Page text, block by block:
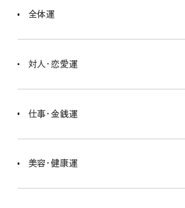
全体運
関係や、踏み込まずに保っていた距離感に変化
ままにしておくと、じわじわと違和感が広がっち
対人・恋愛運
音、どちらもちゃんと見えてくるよ。恋でも、カ
っと掴みどころのない相手に惹かれやすいけど
仕事・金銭運
出せなかった結果が見えてくるよ。ただし、相
ことが大事。
美容・健康運